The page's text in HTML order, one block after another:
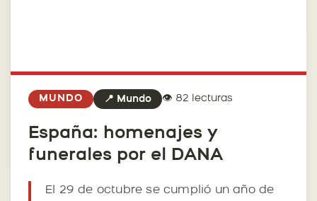
MUNDO 📍 Mundo 👁️ 82 lecturas
España: homenajes y
funerales por el DANA
El 29 de octubre se cumplió un año de